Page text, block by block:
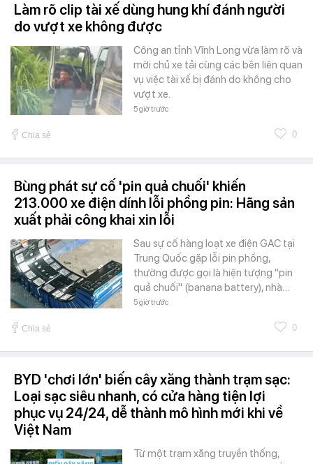
Làm rõ clip tài xế dùng hung khí đánh người
do vượt xe không được
Công an tỉnh Vĩnh Long vừa làm rõ và
mời chủ xe tải cùng các bên liên quan
vụ việc tài xế bị đánh do không cho
vượt xe.
5 giờ trước
Chia sẻ 0
Bùng phát sự cố 'pin quả chuối' khiến
213.000 xe điện dính lỗi phồng pin: Hãng sản
xuất phải công khai xin lỗi
Sau sự cố hàng loạt xe điện GAC tại
Trung Quốc gặp lỗi pin phồng,
thường được gọi là hiện tượng "pin
quả chuối" (banana battery), nhà…
5 giờ trước
Chia sẻ 0
BYD 'chơi lớn' biến cây xăng thành trạm sạc:
Loại sạc siêu nhanh, có cửa hàng tiện lợi
phục vụ 24/24, dễ thành mô hình mới khi về
Việt Nam
Từ một trạm xăng truyền thống,